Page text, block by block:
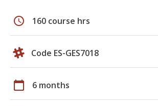
schedule 160 course hrs
Code ES-GES7018
calendar_today 6 months